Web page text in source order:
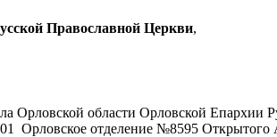
Православной Церкви,
Орловской области Орловской
Орловское отделение №8595